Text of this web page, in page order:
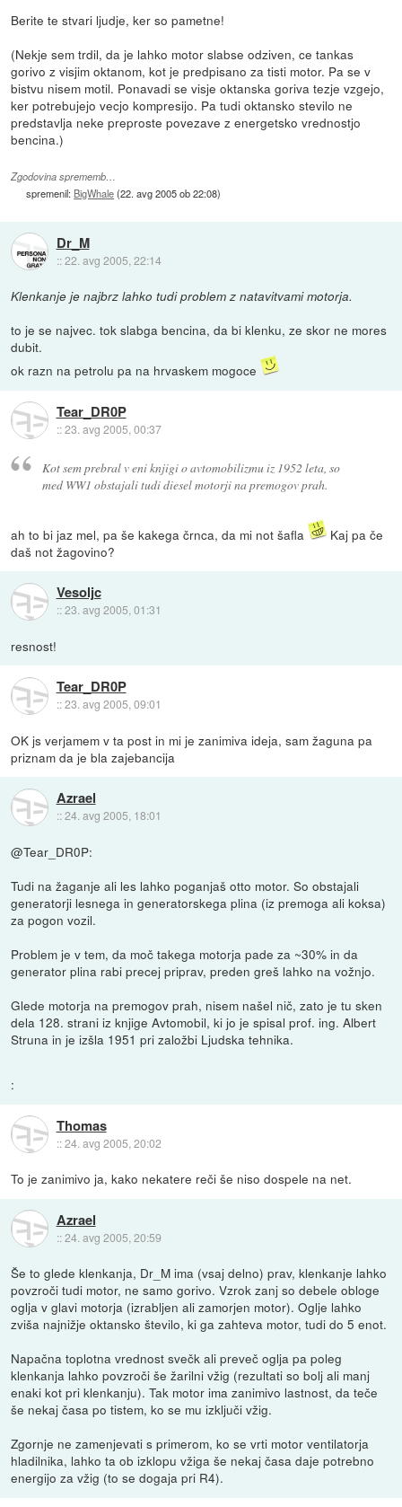
Berite te stvari ljudje, ker so pametne!
(Nekje sem trdil, da je lahko motor slabse odziven, ce tankas
gorivo z visjim oktanom, kot je predpisano za tisti motor. Pa se v
bistvu nisem motil. Ponavadi se visje oktanska goriva tezje vzgejo,
ker potrebujejo vecjo kompresijo. Pa tudi oktansko stevilo ne
predstavlja neke preproste povezave z energetsko vrednostjo
bencina.)
Zgodovina sprememb…
spremenil: BigWhale(22. avg 2005 ob 22:08)
Dr_M
::22. avg 2005, 22:14
Klenkanje je najbrz lahko tudi problem z natavitvami motorja.
to je se najvec. tok slabga bencina, da bi klenku, ze skor ne mores
dubit.
ok razn na petrolu pa na hrvaskem mogoce
Tear_DR0P
::23. avg 2005, 00:37
Kot sem prebral v eni knjigi o avtomobilizmu iz 1952 leta, so
med WW1 obstajali tudi diesel motorji na premogov prah.
ah to bi jaz mel, pa še kakega črnca, da mi not šafla
Kaj pa če
daš not žagovino?
Vesoljc
::23. avg 2005, 01:31
resnost!
Tear_DR0P
::23. avg 2005, 09:01
OK js verjamem v ta post in mi je zanimiva ideja, sam žaguna pa
priznam da je bla zajebancija
Azrael
::24. avg 2005, 18:01
@Tear_DR0P:
Tudi na žaganje ali les lahko poganjaš otto motor. So obstajali
generatorji lesnega in generatorskega plina (iz premoga ali koksa)
za pogon vozil.
Problem je v tem, da moč takega motorja pade za ~30% in da
generator plina rabi precej priprav, preden greš lahko na vožnjo.
Glede motorja na premogov prah, nisem našel nič, zato je tu sken
dela 128. strani iz knjige Avtomobil, ki jo je spisal prof. ing. Albert
Struna in je izšla 1951 pri založbi Ljudska tehnika.
:
Thomas
::24. avg 2005, 20:02
To je zanimivo ja, kako nekatere reči še niso dospele na net.
Azrael
::24. avg 2005, 20:59
Še to glede klenkanja, Dr_M ima (vsaj delno) prav, klenkanje lahko
povzroči tudi motor, ne samo gorivo. Vzrok zanj so debele obloge
oglja v glavi motorja (izrabljen ali zamorjen motor). Oglje lahko
zviša najnižje oktansko število, ki ga zahteva motor, tudi do 5 enot.
Napačna toplotna vrednost svečk ali preveč oglja pa poleg
klenkanja lahko povzroči še žarilni vžig (rezultati so bolj ali manj
enaki kot pri klenkanju). Tak motor ima zanimivo lastnost, da teče
še nekaj časa po tistem, ko se mu izključi vžig.
Zgornje ne zamenjevati s primerom, ko se vrti motor ventilatorja
hladilnika, lahko ta ob izklopu vžiga še nekaj časa daje potrebno
energijo za vžig (to se dogaja pri R4).